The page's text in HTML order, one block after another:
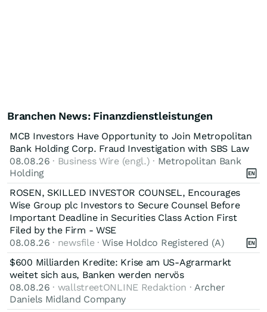
Branchen News: Finanzdienstleistungen
MCB Investors Have Opportunity to Join Metropolitan
Bank Holding Corp. Fraud Investigation with SBS Law
08.08.26 · Business Wire (engl.) · Metropolitan Bank
Holding
ROSEN, SKILLED INVESTOR COUNSEL, Encourages
Wise Group plc Investors to Secure Counsel Before
Important Deadline in Securities Class Action First
Filed by the Firm - WSE
08.08.26 · newsfile ·Wise Holdco Registered (A)
$600 Milliarden Kredite: Krise am US-Agrarmarkt
weitet sich aus, Banken werden nervös
08.08.26 · wallstreetONLINE Redaktion · Archer
Daniels Midland Company